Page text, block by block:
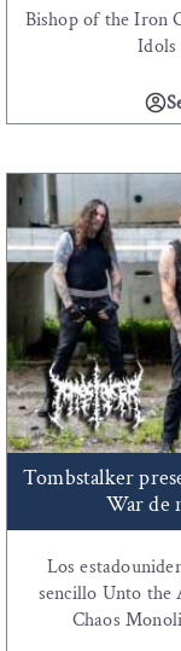
Bishop of the Iron
Tombstalker
War de
Los
sencillo Unto the
Chaos